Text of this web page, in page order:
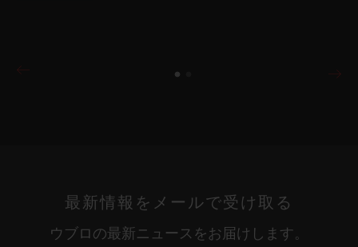
最新情報をメールで受け取る
ウブロの最新ニュースをお届けします。